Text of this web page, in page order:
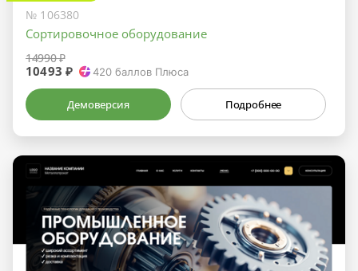
№ 106380
Сортировочное оборудование
14990 ₽
10493 ₽ 420 баллов Плюса
Демоверсия Подробнее